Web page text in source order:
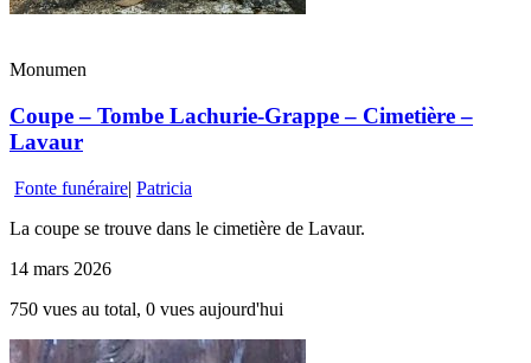
Monumen
Coupe – Tombe Lachurie-Grappe – Cimetière –
Lavaur
Fonte funéraire| Patricia
La coupe se trouve dans le cimetière de Lavaur.
14 mars 2026
750 vues au total, 0 vues aujourd'hui